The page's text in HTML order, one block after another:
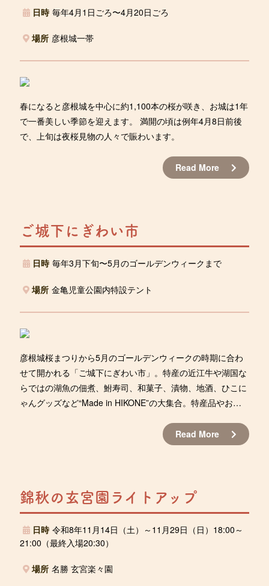
日時 毎年4月1日ごろ〜4月20日ごろ
場所 彦根城一帯
春になると彦根城を中心に約1,100本の桜が咲き、お城は1年
で一番美しい季節を迎えます。 満開の頃は例年4月8日前後
で、上旬は夜桜見物の人々で賑わいます。
Read More
ご城下にぎわい市
日時 毎年3月下旬〜5月のゴールデンウィークまで
場所 金亀児童公園内特設テント
彦根城桜まつりから5月のゴールデンウィークの時期に合わ
せて開かれる「ご城下にぎわい市」。特産の近江牛や湖国な
らではの湖魚の佃煮、鮒寿司、和菓子、漬物、地酒、ひこに
ゃんグッズなど“Made in HIKONE”の大集合。特産品やお花
とっておきの彦根土産を、ぜひこの市で見つけてください。
Read More
錦秋の玄宮園ライトアップ
日時 令和8年11月14日（土）～11月29日（日）18:00～
21:00（最終入場20:30）
場所 名勝 玄宮楽々園